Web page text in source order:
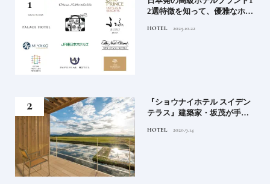
2選特徴を知って、優雅なホテ
ンド大解剖①
HOTEL 2025.10.22
『ショウナイホテル スイデン
テラス』建築家・坂茂が手掛
シンボル
HOTEL 2020.9.14